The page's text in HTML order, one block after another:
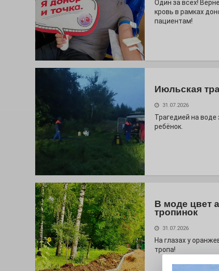
Один за всех!
кровь в рамках
пациентам!
Июльская
31.07.2026
Трагедией на воде
ребёнок.
В моде цвет
тропинок
31.07.2026
На глазах у
тропа!